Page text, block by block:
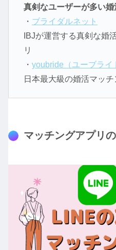
真剣なユーザーが多い婚
・ ブライダルネット
IBJが運営する真剣な婚
リ
・ youbride（ユーブライ
日本最大級の婚活マッチ
マッチングアプリ